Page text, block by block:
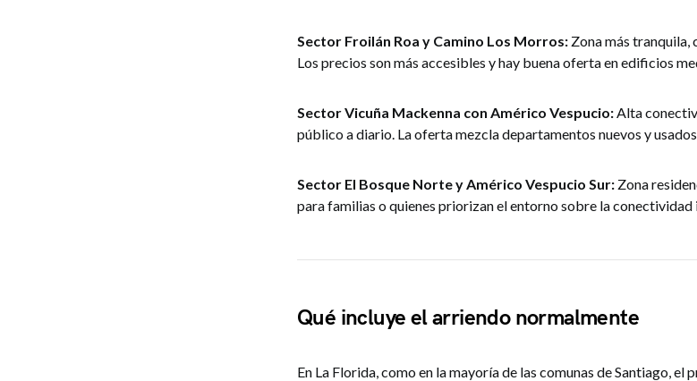
Sector Froilán Roa y Camino Los Morros: Zona más tranquila,
Los precios son más accesibles y hay buena oferta en edificios
Sector Vicuña Mackenna con Américo Vespucio:Alta
público a diario. La oferta mezcla departamentos nuevos y
Sector El Bosque Norte y Américo Vespucio Sur: Zona
para familias o quienes priorizan el entorno sobre la conectividad
Qué incluye el arriendo normalmente
En La Florida, como en la mayoría de las comunas de Santiago,